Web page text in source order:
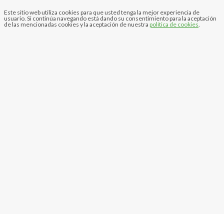
Este sitio web utiliza cookies para que usted tenga la mejor experiencia de
usuario. Si continúa navegando está dando su consentimiento para la aceptación
de las mencionadas cookies y la aceptación de nuestra política de cookies